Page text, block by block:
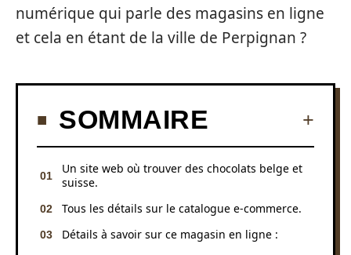
numérique qui parle des magasins en ligne
et cela en étant de la ville de Perpignan ?
SOMMAIRE
Un site web où trouver des chocolats belge et
suisse.
Tous les détails sur le catalogue e-commerce.
Détails à savoir sur ce magasin en ligne :